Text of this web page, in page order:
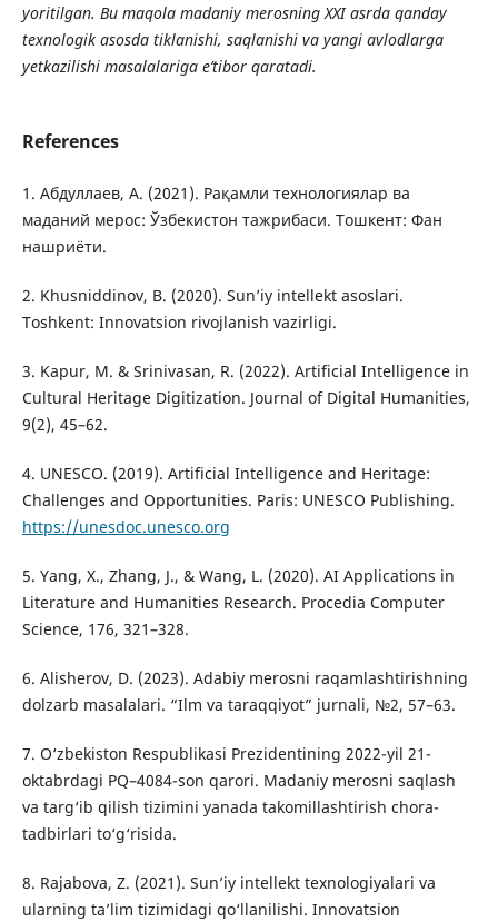
yoritilgan. Bu maqola madaniy merosning XXI asrda qanday
texnologik asosda tiklanishi, saqlanishi va yangi avlodlarga
yetkazilishi masalalariga e’tibor qaratadi.
References
1. Абдуллаев, А. (2021). Рақамли технологиялар ва
маданий мерос: Ўзбекистон тажрибаси. Тошкент: Фан
нашриёти.
2. Khusniddinov, B. (2020). Sun’iy intellekt asoslari.
Toshkent: Innovatsion rivojlanish vazirligi.
3. Kapur, M. & Srinivasan, R. (2022). Artificial Intelligence in
Cultural Heritage Digitization. Journal of Digital Humanities,
9(2), 45–62.
4. UNESCO. (2019). Artificial Intelligence and Heritage:
Challenges and Opportunities. Paris: UNESCO Publishing.
https://unesdoc.unesco.org
5. Yang, X., Zhang, J., & Wang, L. (2020). AI Applications in
Literature and Humanities Research. Procedia Computer
Science, 176, 321–328.
6. Alisherov, D. (2023). Adabiy merosni raqamlashtirishning
dolzarb masalalari. “Ilm va taraqqiyot” jurnali, №2, 57–63.
7. O‘zbekiston Respublikasi Prezidentining 2022-yil 21-
oktabrdagi PQ–4084-son qarori. Madaniy merosni saqlash
va targ‘ib qilish tizimini yanada takomillashtirish chora-
tadbirlari to‘g‘risida.
8. Rajabova, Z. (2021). Sun’iy intellekt texnologiyalari va
ularning ta’lim tizimidagi qo‘llanilishi. Innovatsion